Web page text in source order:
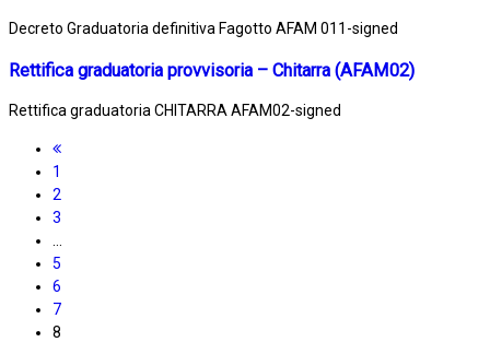
Decreto Graduatoria definitiva Fagotto AFAM 011-signed
Rettifica graduatoria provvisoria – Chitarra (AFAM02)
Rettifica graduatoria CHITARRA AFAM02-signed
1
2
3
5
6
7
8